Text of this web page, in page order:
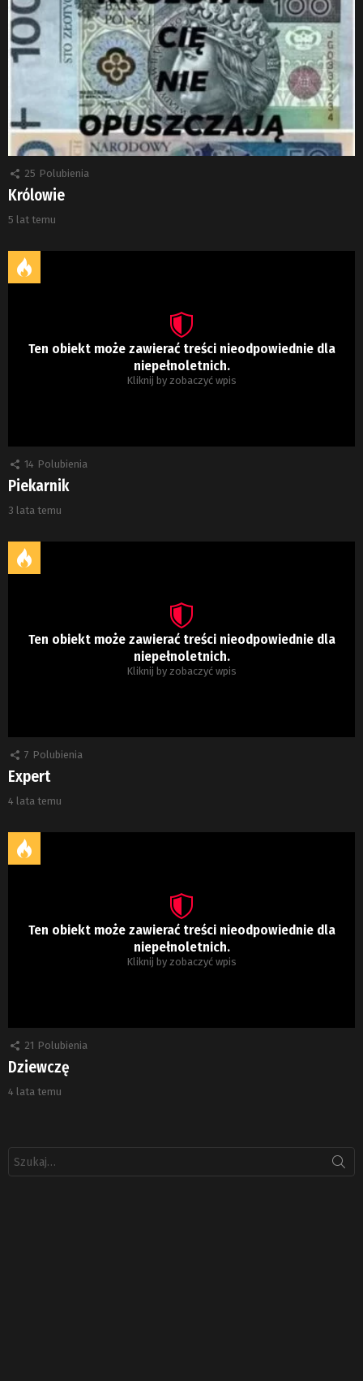
25 Polubienia
Królowie
5 lat temu
Ten obiekt może zawierać treści nieodpowiednie dla
niepełnoletnich.
Kliknij by zobaczyć wpis
14 Polubienia
Piekarnik
3 lata temu
Ten obiekt może zawierać treści nieodpowiednie dla
niepełnoletnich.
Kliknij by zobaczyć wpis
7 Polubienia
Expert
4 lata temu
Ten obiekt może zawierać treści nieodpowiednie dla
niepełnoletnich.
Kliknij by zobaczyć wpis
21 Polubienia
Dziewczę
4 lata temu